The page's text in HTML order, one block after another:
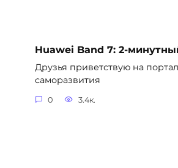
Huawei Band 7: 2-
Друзья приветствую на
саморазвития
0 3.4к.